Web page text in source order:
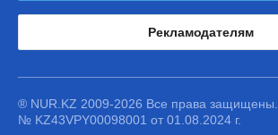
Рекламодателям
® NUR.KZ 2009-2026 Все права защищены.
№ KZ43VPY00098001 от 01.08.2024 г.